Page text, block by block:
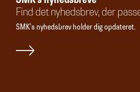
Find det nyhedsbrev, der
SMK's nyhedsbrev holder dig opdateret.